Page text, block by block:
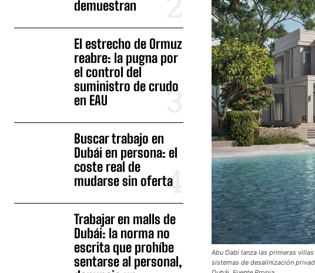
demuestran
El estrecho de Ormuz
reabre: la pugna por
el control del
suministro de crudo
en EAU
Buscar trabajo en
Dubái en persona: el
coste real de
mudarse sin oferta
Trabajar en malls de
Dubái: la norma no
escrita que prohíbe
sentarse al personal,
Abu Dabi lanza las primeras
sistemas de desalinización